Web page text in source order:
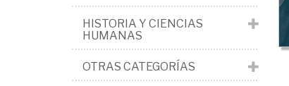
HISTORIA Y CIENCIAS
HUMANAS
OTRAS CATEGORÍAS